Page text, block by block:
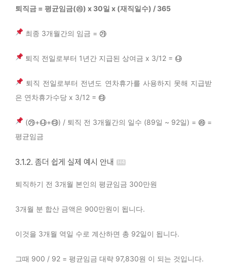
퇴직금 = 평균임금(㉱) x 30일 x (재직일수) / 365
최종 3개월간의 임금 = ㉮
퇴직 전일로부터 1년간 지급된 상여금 x 3/12 = ㉯
퇴직 전일로부터 전년도 연차휴가를 사용하지 못해 지급받
은 연차휴가수당 x 3/12 = ㉰
(㉮+㉯+㉰) / 퇴직 전 3개월간의 일수 (89일 ~ 92일) = ㉱ =
평균임금
3.1.2. 좀더 쉽게 실제 예시 안내
퇴직하기 전 3개월 본인의 평균임금 300만원
3개월 분 합산 금액은 900만원이 됩니다.
이것을 3개월 역일 수로 계산하면 총 92일이 됩니다.
그때 900 / 92 = 평균임금 대략 97,830원 이 되는 것입니다.